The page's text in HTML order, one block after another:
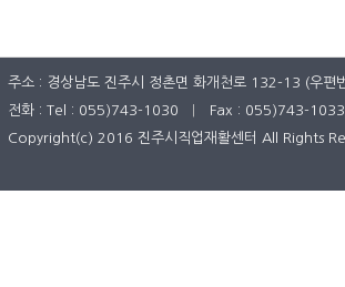
주소 : 경상남도 진주시 정촌면 화개천로 132-13 (우편
전화 : Tel : 055)743-1030
Fax : 055)743-
Copyright(c) 2016 진주시직업재활센터 All Rights